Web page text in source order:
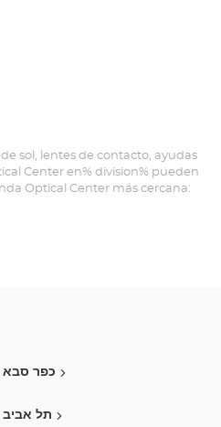
sol, lentes de contacto, ayudas
Center en% division% pueden
Optical Center más cercana:
כפר סבא
תל אביב